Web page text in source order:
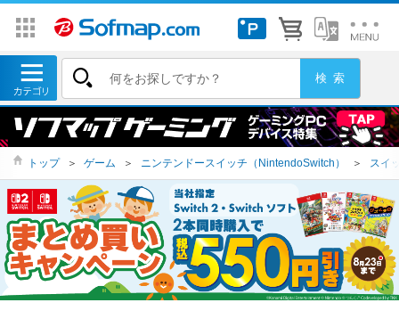
トップ ＞ ゲーム ＞ ニンテンドースイッチ（NintendoSwitch） ＞ スイ